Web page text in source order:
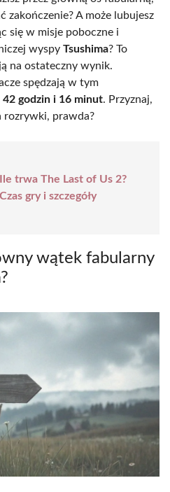
zakończenie? A może lubujesz
się w misje poboczne i
wyspy Tsushima? To
na ostateczny wynik.
spędzają w tym
42 godzin i 16 minut. Przyznaj,
rozrywki, prawda?
Ile trwa The Last of Us 2?
Czas gry i szczegóły
wątek fabularny